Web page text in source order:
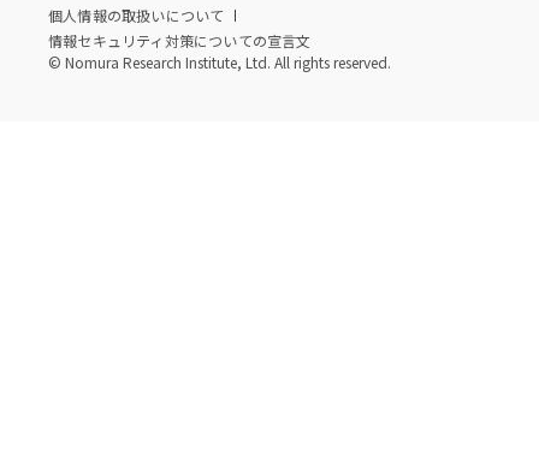
個人情報の取扱いについて
情報セキュリティ対策についての宣言文
© Nomura Research Institute, Ltd. All rights reserved.